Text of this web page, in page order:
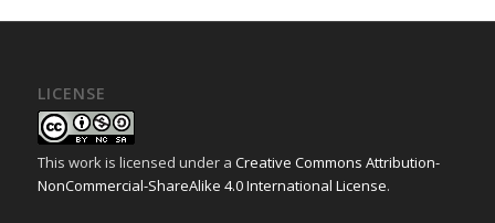
LICENSE
This work is licensed under a Creative Commons Attribution-
NonCommercial-ShareAlike 4.0 International License.